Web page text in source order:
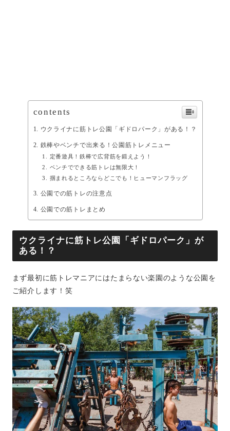
contents
ウクライナに筋トレ公園「ギドロパーク」がある！？
鉄棒やベンチで出来る！公園筋トレメニュー
定番遊具！鉄棒で広背筋を鍛えよう！
ベンチでできる筋トレは無限大！
掴まれるところならどこでも！ヒューマンフラッグ
公園での筋トレの注意点
公園での筋トレまとめ
ウクライナに筋トレ公園「ギドロパーク」が
ある！？
まず最初に筋トレマニアにはたまらない楽園のような公園を
ご紹介します！笑